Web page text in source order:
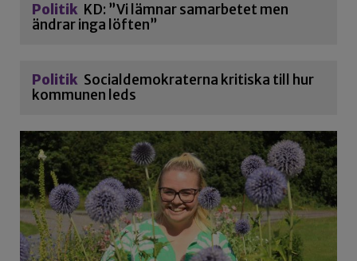
Politik KD: ”Vi lämnar samarbetet men
ändrar inga löften”
Politik Socialdemokraterna kritiska till hur
kommunen leds